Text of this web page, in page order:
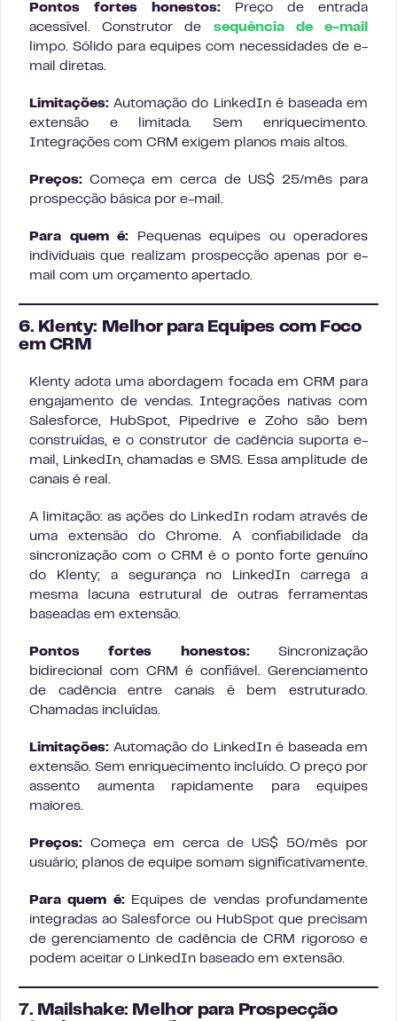
Pontos fortes honestos: Preço de entrada
acessível. Construtor de sequência de e-mail
limpo. Sólido para equipes com necessidades de e-
mail diretas.
Limitações: Automação do LinkedIn é baseada em
extensão e limitada. Sem enriquecimento.
Integrações com CRM exigem planos mais altos.
Preços: Começa em cerca de US$ 25/mês para
prospecção básica por e-mail.
Para quem é: Pequenas equipes ou operadores
individuais que realizam prospecção apenas por e-
mail com um orçamento apertado.
6. Klenty: Melhor para Equipes com Foco
em CRM
Klenty adota uma abordagem focada em CRM para
engajamento de vendas. Integrações nativas com
Salesforce, HubSpot, Pipedrive e Zoho são bem
construídas, e o construtor de cadência suporta e-
mail, LinkedIn, chamadas e SMS. Essa amplitude de
canais é real.
A limitação: as ações do LinkedIn rodam através de
uma extensão do Chrome. A confiabilidade da
sincronização com o CRM é o ponto forte genuíno
do Klenty; a segurança no LinkedIn carrega a
mesma lacuna estrutural de outras ferramentas
baseadas em extensão.
Pontos fortes honestos:Sincronização
bidirecional com CRM é confiável. Gerenciamento
de cadência entre canais é bem estruturado.
Chamadas incluídas.
Limitações: Automação do LinkedIn é baseada em
extensão. Sem enriquecimento incluído. O preço por
assento aumenta rapidamente para equipes
maiores.
Preços: Começa em cerca de US$ 50/mês por
usuário; planos de equipe somam significativamente.
Para quem é:Equipes de vendas profundamente
integradas ao Salesforce ou HubSpot que precisam
de gerenciamento de cadência de CRM rigoroso e
podem aceitar o LinkedIn baseado em extensão.
7. Mailshake: Melhor para Prospecção